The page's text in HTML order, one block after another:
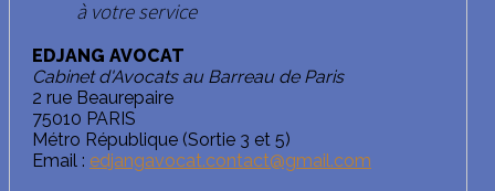
à votre service
EDJANG AVOCAT
Cabinet d'Avocats au Barreau de Paris
2 rue Beaurepaire
75010 PARIS
Métro République (Sortie 3 et 5)
Email : edjangavocat.contact@gmail.com